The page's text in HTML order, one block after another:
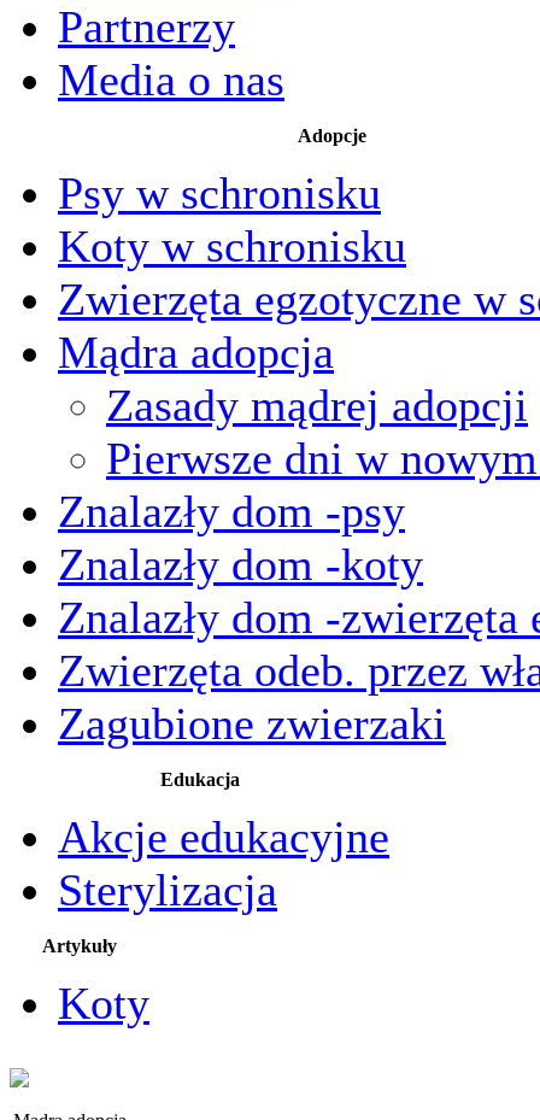
Partnerzy
Media o nas
Adopcje
Psy w schronisku
Koty w schronisku
Zwierzęta egzotyczne w
Mądra adopcja
Zasady mądrej adopcji
Pierwsze dni w
Znalazły dom -psy
Znalazły dom -koty
Znalazły dom -zwierzęta
Zwierzęta odeb. przez
Zagubione zwierzaki
Edukacja
Akcje edukacyjne
Sterylizacja
Artykuły
Koty